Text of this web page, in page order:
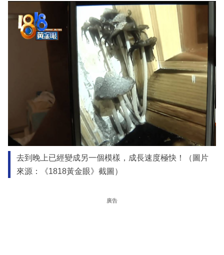
去到晚上已經變成另一個模樣，成長速度極快！（圖片
來源：《1818黃金眼》截圖）
廣告